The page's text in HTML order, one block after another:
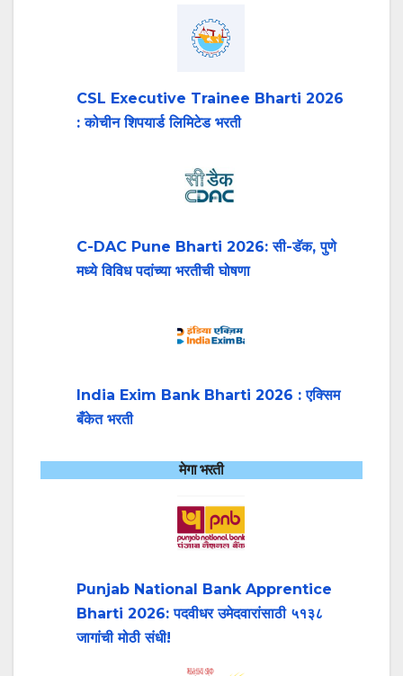
CSL Executive Trainee Bharti 2026
: कोचीन शिपयार्ड लिमिटेड भरती
C-DAC Pune Bharti 2026: सी-डॅक, पुणे
मध्ये विविध पदांच्या भरतीची घोषणा
India Exim Bank Bharti 2026 : एक्सिम
बँकेत भरती
मेगा भरती
Punjab National Bank Apprentice
Bharti 2026: पदवीधर उमेदवारांसाठी ५१३८
जागांची मोठी संधी!